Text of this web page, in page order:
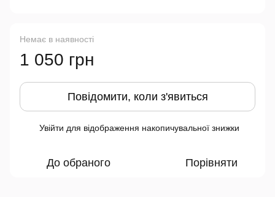
Немає в наявності
1 050 грн
Повідомити, коли з'явиться
Увійти для відображення накопичувальної знижки
До обраного Порівняти